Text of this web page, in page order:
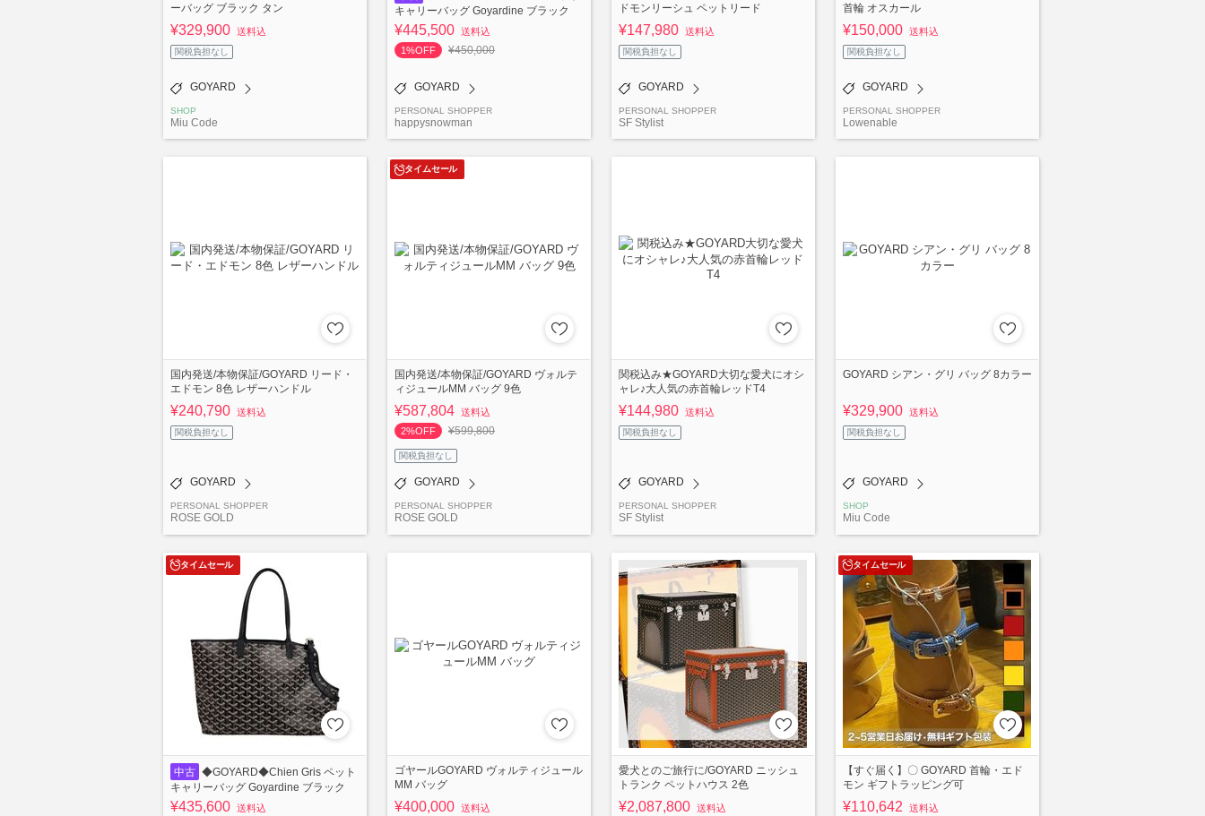
ーバッグ ブラック タン
¥329,900 送料込
関税負担なし
GOYARD
SHOP
Miu Code
キャリーバッグ Goyardine ブラック
¥445,500 送料込
1%OFF
¥450,000
GOYARD
PERSONAL SHOPPER
happysnowman
ドモンリーシュ ペットリード
¥147,980 送料込
関税負担なし
GOYARD
PERSONAL SHOPPER
SF Stylist
首輪 オスカール
¥150,000 送料込
関税負担なし
GOYARD
PERSONAL SHOPPER
Lowenable
国内発送/本物保証/GOYARD リード・
エドモン 8色 レザーハンドル
¥240,790 送料込
関税負担なし
GOYARD
PERSONAL SHOPPER
ROSE GOLD
タイムセール
国内発送/本物保証/GOYARD ヴォルテ
ィジュールMM バッグ 9色
¥587,804 送料込
2%OFF
¥599,800
関税負担なし
GOYARD
PERSONAL SHOPPER
ROSE GOLD
関税込み★GOYARD大切な愛犬にオシ
ャレ♪大人気の赤首輪レッドT4
¥144,980 送料込
関税負担なし
GOYARD
PERSONAL SHOPPER
SF Stylist
GOYARD シアン・グリ バッグ 8カラー
¥329,900 送料込
関税負担なし
GOYARD
SHOP
Miu Code
タイムセール
中古 ◆GOYARD◆Chien Gris ペット
キャリーバッグ Goyardine ブラック
¥435,600 送料込
ゴヤールGOYARD ヴォルティジュール
MM バッグ
¥400,000 送料込
愛犬とのご旅行に/GOYARD ニッシュ
トランク ペットハウス 2色
¥2,087,800 送料込
タイムセール
【すぐ届く】〇 GOYARD 首輪・エド
モン ギフトラッピング可
¥110,642 送料込